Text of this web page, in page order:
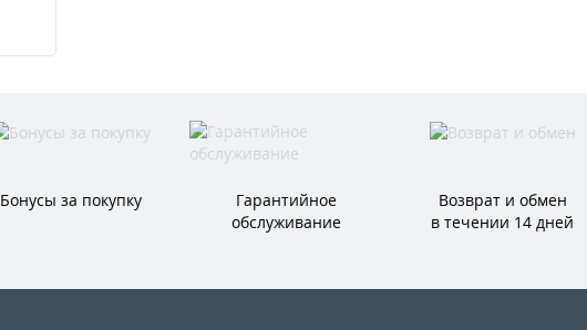
Бонусы за покупку
Гарантийное
обслуживание
Возврат и обмен
в течении 14 дней